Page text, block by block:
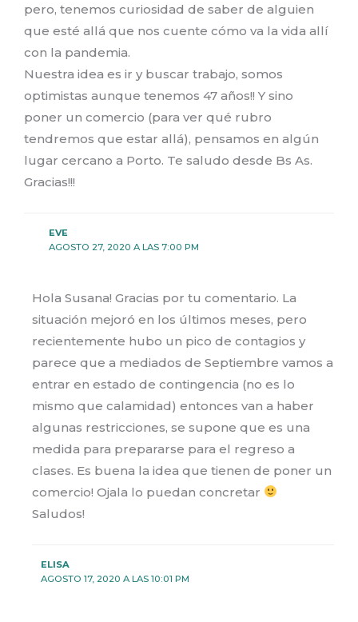
pero, tenemos curiosidad de saber de alguien
que esté allá que nos cuente cómo va la vida allí
con la pandemia.
Nuestra idea es ir y buscar trabajo, somos
optimistas aunque tenemos 47 años!! Y sino
poner un comercio (para ver qué rubro
tendremos que estar allá), pensamos en algún
lugar cercano a Porto. Te saludo desde Bs As.
Gracias!!!
EVE
AGOSTO 27, 2020 A LAS 7:00 PM
Hola Susana! Gracias por tu comentario. La
situación mejoró en los últimos meses, pero
recientemente hubo un pico de contagios y
parece que a mediados de Septiembre vamos a
entrar en estado de contingencia (no es lo
mismo que calamidad) entonces van a haber
algunas restricciones, se supone que es una
medida para prepararse para el regreso a
clases. Es buena la idea que tienen de poner un
comercio! Ojala lo puedan concretar
Saludos!
ELISA
AGOSTO 17, 2020 A LAS 10:01 PM